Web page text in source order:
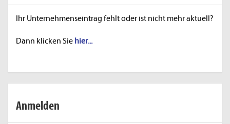
Ihr Unternehmenseintrag fehlt oder ist nicht mehr aktuell?
Dann klicken Sie hier...
Anmelden